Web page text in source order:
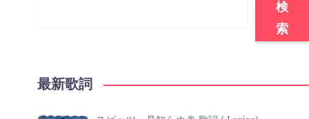
検
索
最新歌詞